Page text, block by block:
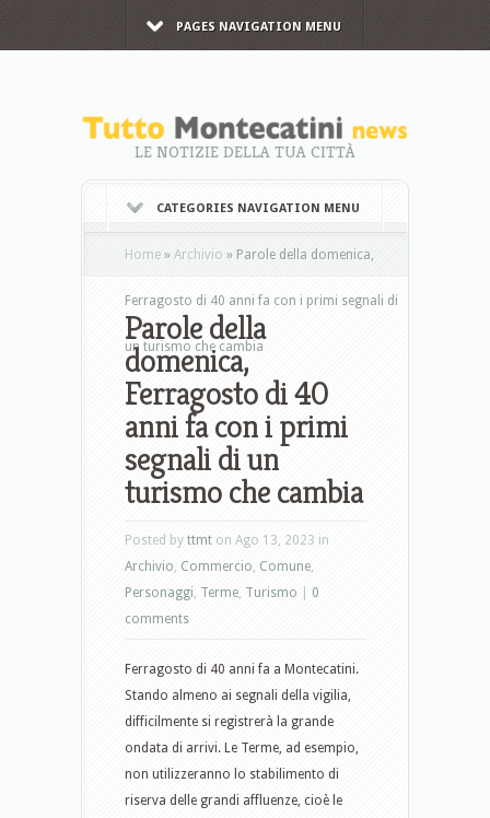
PAGES NAVIGATION MENU
LE NOTIZIE DELLA TUA CITTÀ
CATEGORIES NAVIGATION MENU
Home » Archivio » Parole della domenica,
Ferragosto di 40 anni fa con i primi segnali di
un turismo che cambia
Parole della
domenica,
Ferragosto di 40
anni fa con i primi
segnali di un
turismo che cambia
Posted by ttmt on Ago 13, 2023 in
Archivio, Commercio, Comune,
Personaggi, Terme, Turismo
0
comments
Ferragosto di 40 anni fa a Montecatini.
Stando almeno ai segnali della vigilia,
difficilmente si registrerà la grande
ondata di arrivi. Le Terme, ad esempio,
non utilizzeranno lo stabilimento di
riserva delle grandi affluenze, cioè le